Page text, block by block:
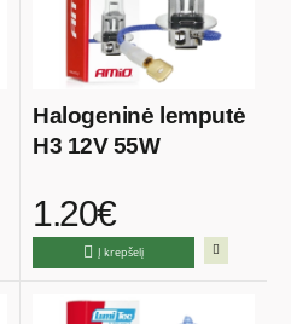
Halogeninė lemputė
H3 12V 55W
1.20€
Į krepšelį